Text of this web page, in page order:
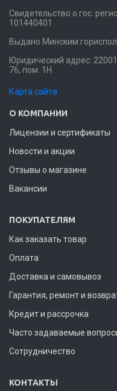
Свидетельство о гос.
101440401
Выдано Минским
Юридический адрес:
76, пом. 1Н
Карта сайта
О КОМПАНИИ
Лицензии и сертификаты
Новости и акции
Отзывы о магазине
Вакансии
ПОКУПАТЕЛЯМ
Как заказать товар
Оплата
Доставка и самовывоз
Гарантия, ремонт и
Кредит и рассрочка
Часто задаваемые
Сотрудничество
КОНТАКТЫ